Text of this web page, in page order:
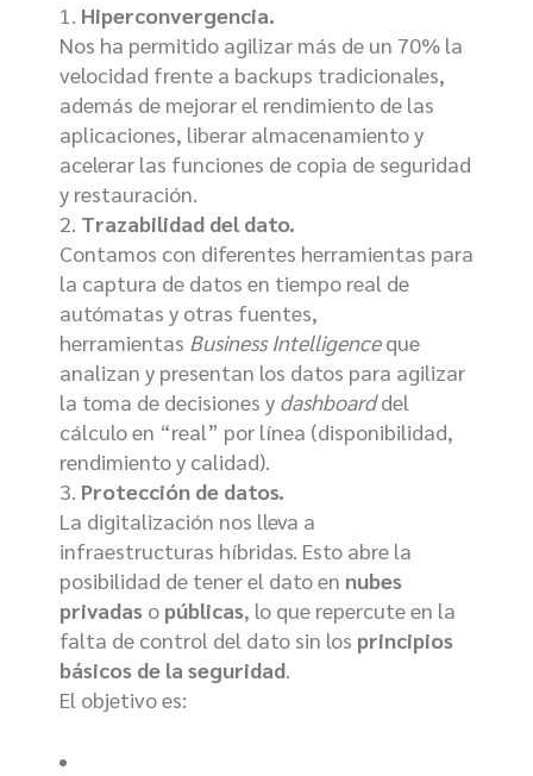
Hiperconvergencia.
Nos ha permitido agilizar más de un 70% la
velocidad frente a backups tradicionales,
además de mejorar el rendimiento de las
aplicaciones, liberar almacenamiento y
acelerar las funciones de copia de seguridad
y restauración.
Trazabilidad del dato.
Contamos con diferentes herramientas para
la captura de datos en tiempo real de
autómatas y otras fuentes,
herramientas Business Intelligenceque
analizan y presentan los datos para agilizar
la toma de decisiones y dashboarddel
cálculo en “real” por línea (disponibilidad,
rendimiento y calidad).
Protección de datos.
La digitalización nos lleva a
infraestructuras híbridas. Esto abre la
posibilidad de tener el dato en nubes
privadas o públicas, lo que repercute en la
falta de control del dato sin los principios
básicos de la seguridad.
El objetivo es: